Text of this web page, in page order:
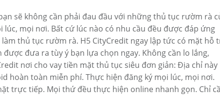
sẽ không cần phải đau đầu với những thủ tục rườm rà
lúc, mọi nơi. Bất cứ lúc nào có nhu cầu đều được đáp ứng
thủ tục rườm rà. H5 CityCredit ngay lập tức có mặt hỗ
đưa ra tùy ý bạn lựa chọn ngay. Không cần lo lắng,
nơi cho vay tiền mặt thủ tục siêu đơn giản: Địa chỉ này
hoàn toàn miễn phí. Thực hiện đăng ký mọi lúc, mọi nơi.
trực tiếp. Mọi thứ đều thực hiện online nhanh gọn. Chỉ